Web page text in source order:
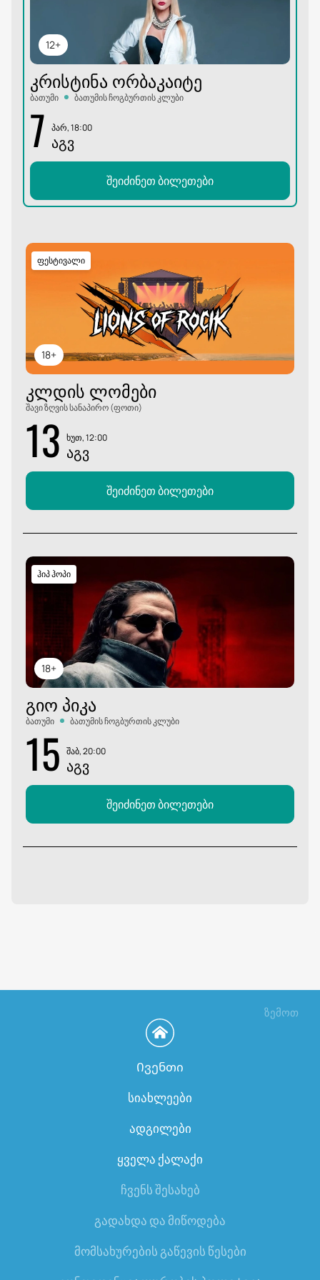
12+
ᲙᲠᲘᲡᲢᲘᲜᲐ ᲝᲠᲑᲐᲙᲐᲘᲢᲔ
ბათუმი ბათუმის ჩოგბურთის კლუბი
7 პარ, 18:00
ᲐᲒᲕ
შეიძინეთ ბილეთები
18+
ფესტივალი
ᲙᲚᲓᲘᲡ ᲚᲝᲛᲔᲑᲘ
შავი ზღვის სანაპირო (ფოთი)
13 ხუთ, 12:00
ᲐᲒᲕ
შეიძინეთ ბილეთები
18+
ჰიპ ჰოპი
ᲒᲘᲝ ᲞᲘᲙᲐ
ბათუმი ბათუმის ჩოგბურთის კლუბი
15 შაბ, 20:00
ᲐᲒᲕ
შეიძინეთ ბილეთები
ზემოთ
Ივენთი
სიახლეები
ადგილები
ყველა ქალაქი
ჩვენს შესახებ
გადახდა და მიწოდება
მომსახურების გაწევის წესები